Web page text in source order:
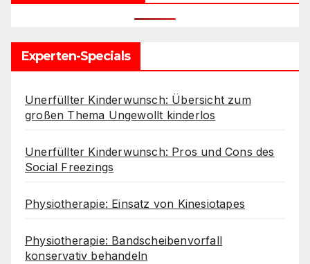
Experten-Specials
Unerfüllter Kinderwunsch: Übersicht zum
großen Thema Ungewollt kinderlos
Unerfüllter Kinderwunsch: Pros und Cons des
Social Freezings
Physiotherapie: Einsatz von Kinesiotapes
Physiotherapie: Bandscheibenvorfall
konservativ behandeln